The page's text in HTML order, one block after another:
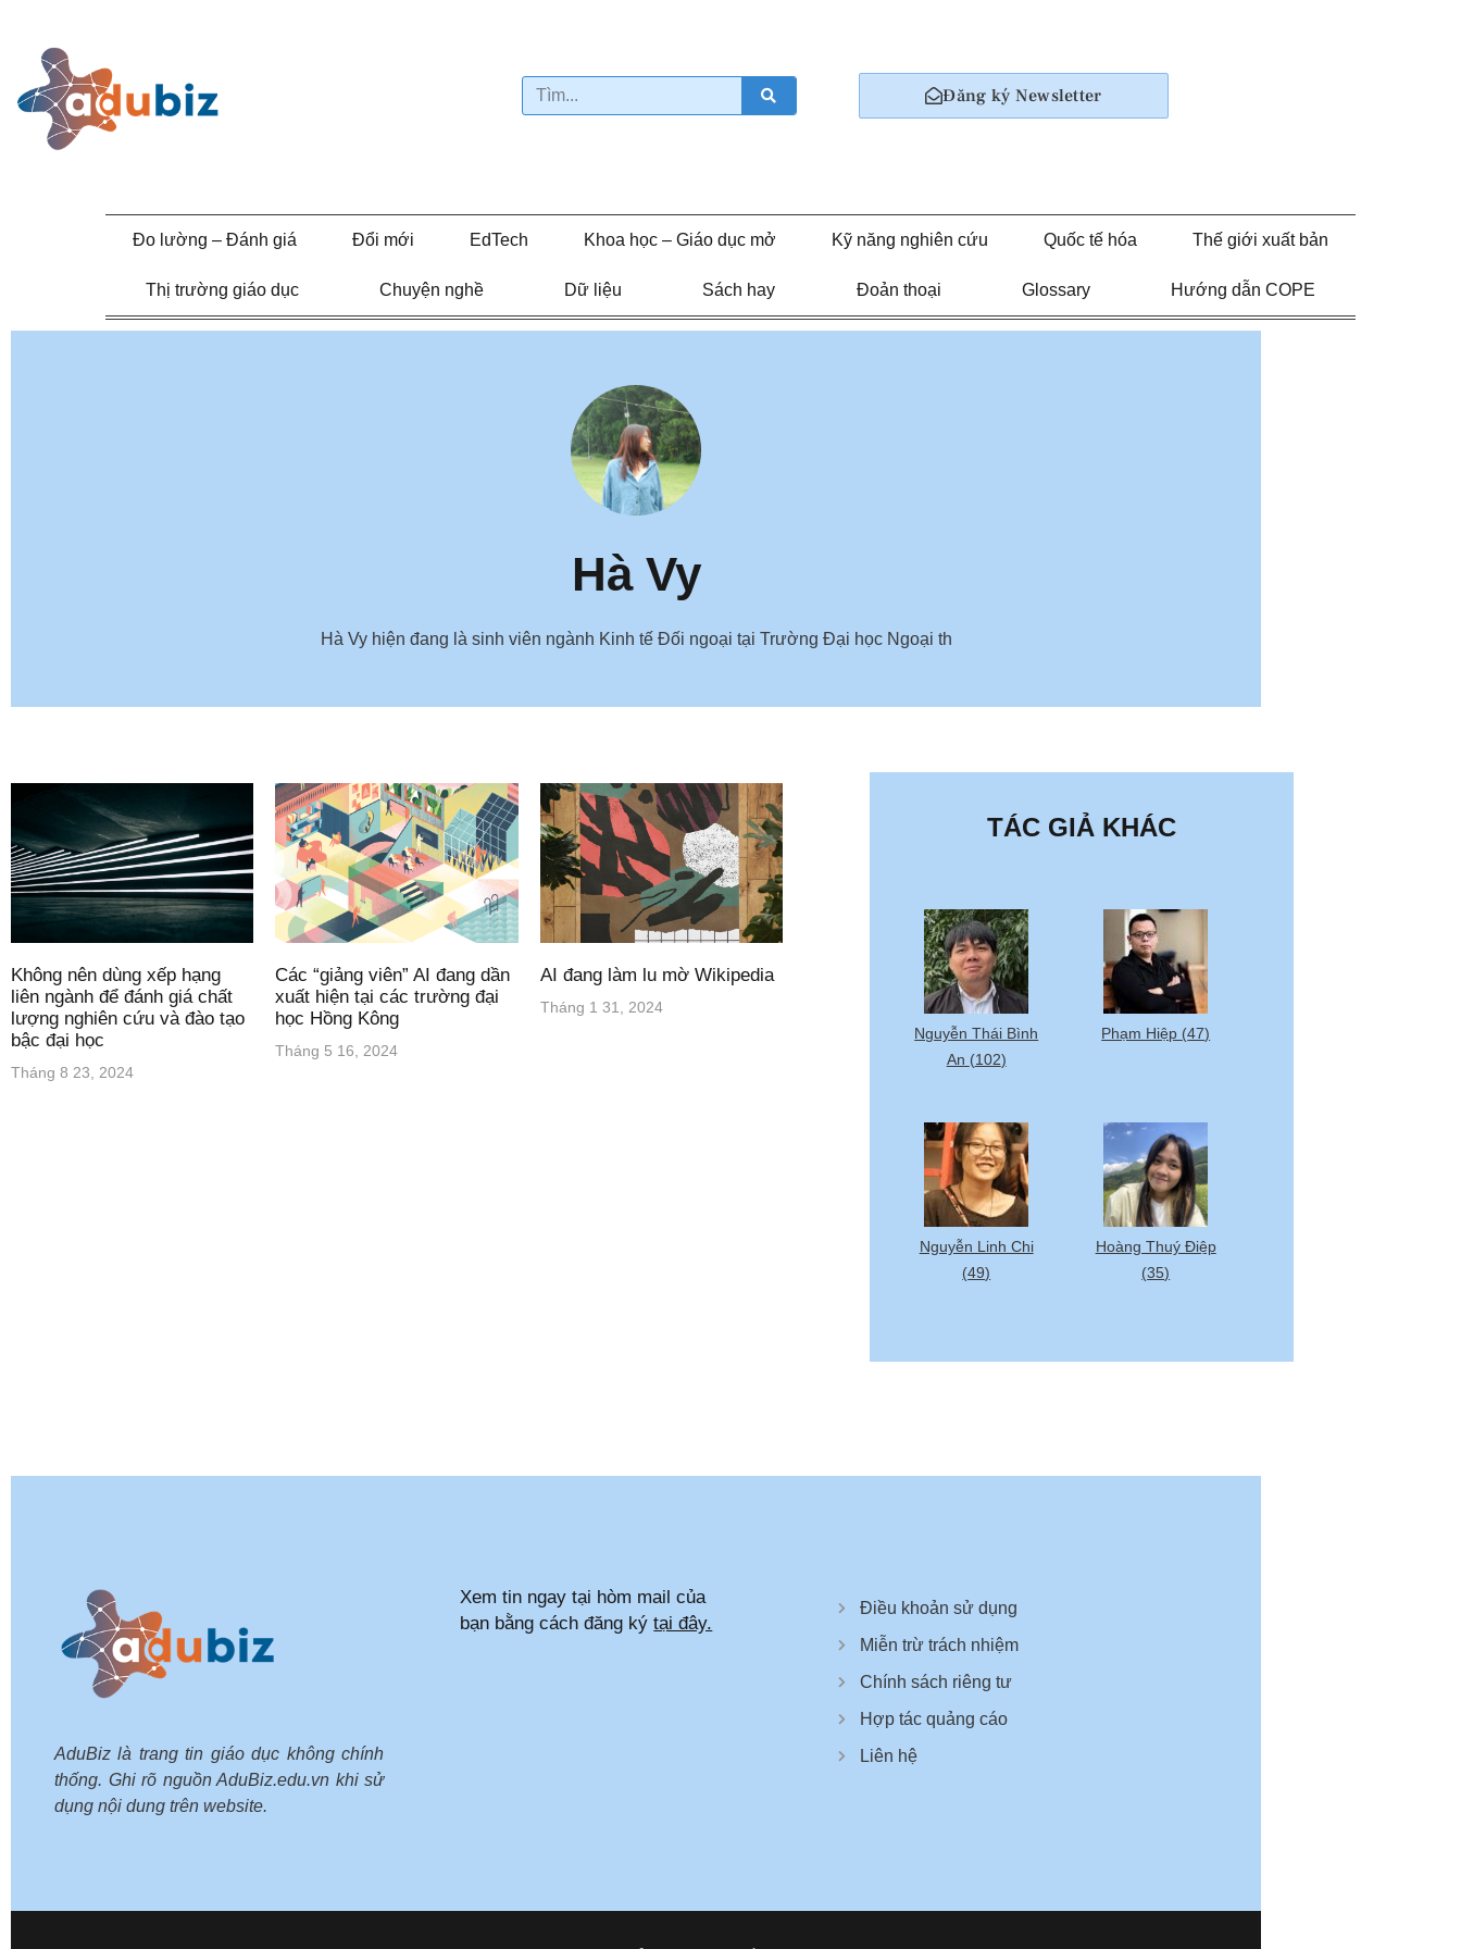
Đăng ký Newsletter
Đo lường – Đánh giá Đổi mới EdTech Khoa học – Giáo dục mở Kỹ năng nghiên cứu Quốc tế hóa Thế giới xuất bản
Thị trường giáo dục Chuyện nghề Dữ liệu Sách hay Đoản thoại Glossary Hướng dẫn COPE
Hà Vy
Hà Vy hiện đang là sinh viên ngành Kinh tế Đối ngoại tại Trường Đại học Ngoại th
Không nên dùng xếp hạng
liên ngành để đánh giá chất
lượng nghiên cứu và đào tạo
bậc đại học
Tháng 8 23, 2024
Các “giảng viên” AI đang dần
xuất hiện tại các trường đại
học Hồng Kông
Tháng 5 16, 2024
AI đang làm lu mờ Wikipedia
Tháng 1 31, 2024
TÁC GIẢ KHÁC
Nguyễn Thái Bình
An (102)
Nguyễn Linh Chi
(49)
Phạm Hiệp (47)
Hoàng Thuý Điệp
(35)
AduBiz là trang tin giáo dục không chính
thống. Ghi rõ nguồn AduBiz.edu.vn khi sử
dụng nội dung trên website.
Xem tin ngay tại hòm mail của
bạn bằng cách đăng kýtại đây.
Điều khoản sử dụng
Miễn trừ trách nhiệm
Chính sách riêng tư
Hợp tác quảng cáo
Liên hệ